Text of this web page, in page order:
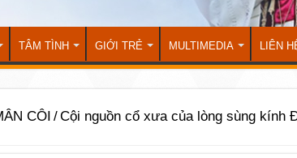
TÂM TÌNH GIỚI TRẺ MULTIMEDIA LIÊN
CÔI /Cội nguồn cổ xưa của lòng sùng kính